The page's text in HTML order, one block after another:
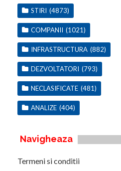
STIRI (4873)
COMPANII (1021)
INFRASTRUCTURA (882)
DEZVOLTATORI (793)
NECLASIFICATE (481)
ANALIZE (404)
Navigheaza
Termeni si conditii